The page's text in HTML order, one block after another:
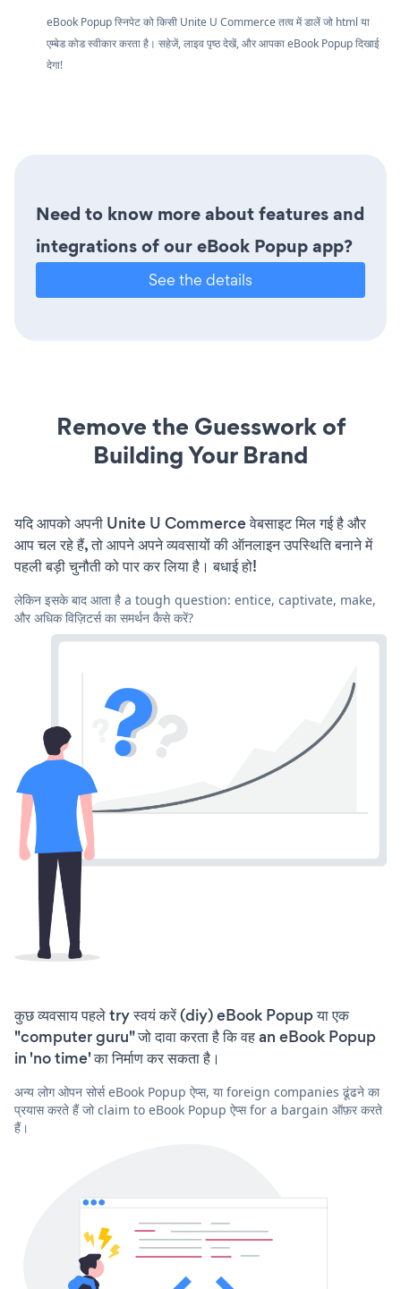
eBook Popup स्निपेट को किसी Unite U Commerce तत्व में डालें जो html या
एम्बेड कोड स्वीकार करता है। सहेजें, लाइव पृष्ठ देखें, और आपका eBook Popup दिखाई
देगा!
Need to know more about features and
integrations of our eBook Popup app?
See the details
Remove the Guesswork of
Building Your Brand
यदि आपको अपनी Unite U Commerce वेबसाइट मिल गई है और
आप चल रहे हैं, तो आपने अपने व्यवसायों की ऑनलाइन उपस्थिति बनाने में
पहली बड़ी चुनौती को पार कर लिया है। बधाई हो!
लेकिन इसके बाद आता है a tough question: entice, captivate, make,
और अधिक विज़िटर्स का समर्थन कैसे करें?
कुछ व्यवसाय पहले try स्वयं करें (diy) eBook Popup या एक
"computer guru" जो दावा करता है कि वह an eBook Popup
in 'no time' का निर्माण कर सकता है।
अन्य लोग ओपन सोर्स eBook Popup ऐप्स, या foreign companies ढूंढने का
प्रयास करते हैं जो claim to eBook Popup ऐप्स for a bargain ऑफ़र करते
हैं।